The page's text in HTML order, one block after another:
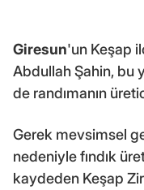
Giresun'un Keşap
Abdullah Şahin, bu
de randımanın
Gerek mevsimsel
nedeniyle fındık
kaydeden Keşap